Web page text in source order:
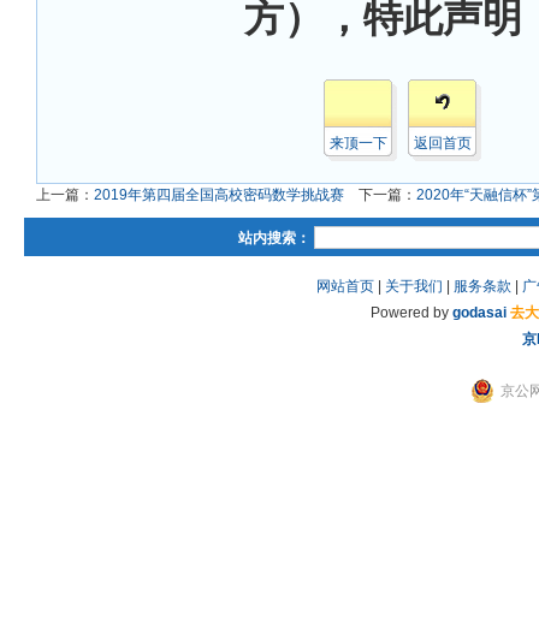
方），特此声明
来顶一下 返回首页
上一篇： 2019年第四届全国高校密码数学挑战赛 下一篇： 2020年“天融信杯
站内搜索：
网站首页| 关于我们 服务条款
Powered by godasai 去
京公